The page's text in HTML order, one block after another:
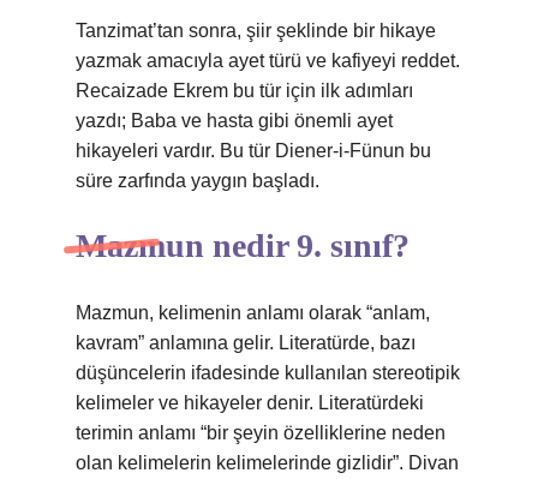
Tanzimat’tan sonra, şiir şeklinde bir hikaye
yazmak amacıyla ayet türü ve kafiyeyi reddet.
Recaizade Ekrem bu tür için ilk adımları
yazdı; Baba ve hasta gibi önemli ayet
hikayeleri vardır. Bu tür Diener-i-Fünun bu
süre zarfında yaygın başladı.
Mazmun nedir 9. sınıf?
Mazmun, kelimenin anlamı olarak “anlam,
kavram” anlamına gelir. Literatürde, bazı
düşüncelerin ifadesinde kullanılan stereotipik
kelimeler ve hikayeler denir. Literatürdeki
terimin anlamı “bir şeyin özelliklerine neden
olan kelimelerin kelimelerinde gizlidir”. Divan